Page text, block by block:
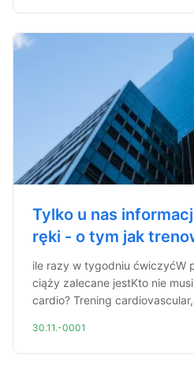
Tylko u nas
ręki - o tym jak
ile razy w tygodniu ćwiczyćW
ciąży zalecane jestKto nie
cardio? Trening
30.11.-0001